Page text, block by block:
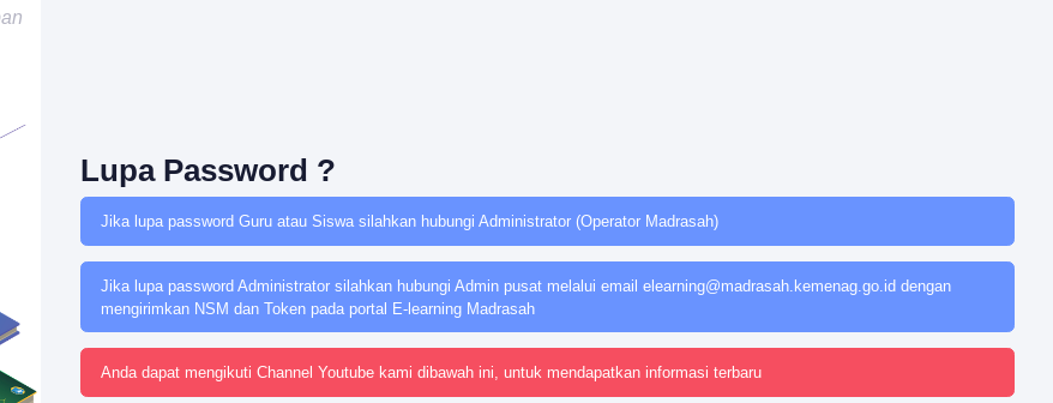
Lupa Password ?
Jika lupa password Guru atau Siswa silahkan hubungi Administrator (Operator Madrasah)
Jika lupa password Administrator silahkan hubungi Admin pusat melalui email elearning@madrasah.kemenag.go.id dengan
mengirimkan NSM dan Token pada portal E-learning Madrasah
Anda dapat mengikuti Channel Youtube kami dibawah ini, untuk mendapatkan informasi terbaru